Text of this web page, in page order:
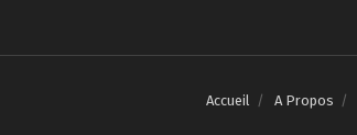
Accueil A Propos